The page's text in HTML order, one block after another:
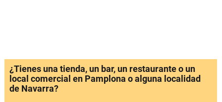
¿Tienes una tienda, un bar, un restaurante o un
local comercial en Pamplona o alguna localidad
de Navarra?